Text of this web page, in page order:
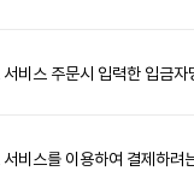
비스 주문시 입력한 입금자
비스를 이용하여 결제하려